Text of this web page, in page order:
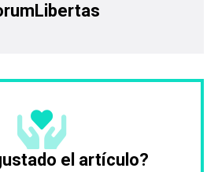
el artículo?